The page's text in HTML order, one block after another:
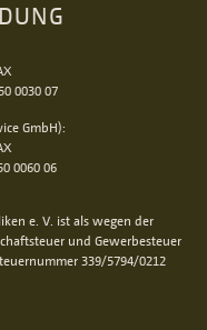
0030 07
GmbH):
0060 06
e. V. ist als wegen der
und Gewerbesteuer
339/5794/0212